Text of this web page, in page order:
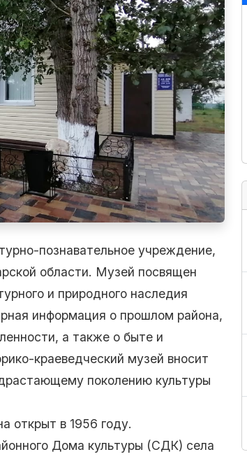
познавательное учреждение,
области. Музей посвящен
и природного наследия
информация о прошлом района,
а также о быте и
краеведческий музей вносит
поколению культуры
открыт в 1956 году.
Дома культуры (СДК) села